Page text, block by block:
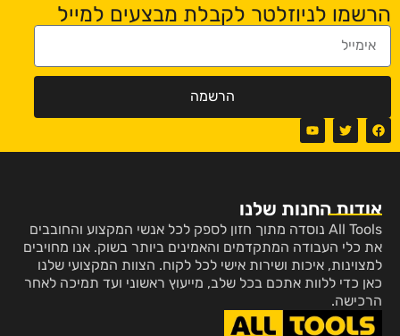
הרשמו לניוזלטר לקבלת מבצעים למייל
הרשמה
אודות החנות שלנו
All Tools נוסדה מתוך חזון לספק לכל אנשי המקצוע והחובבים
את כלי העבודה המתקדמים והאמינים ביותר בשוק. אנו מחויבים
למצוינות, איכות ושירות אישי לכל לקוח. הצוות המקצועי שלנו
כאן כדי ללוות אתכם בכל שלב, מייעוץ ראשוני ועד תמיכה לאחר
הרכישה.